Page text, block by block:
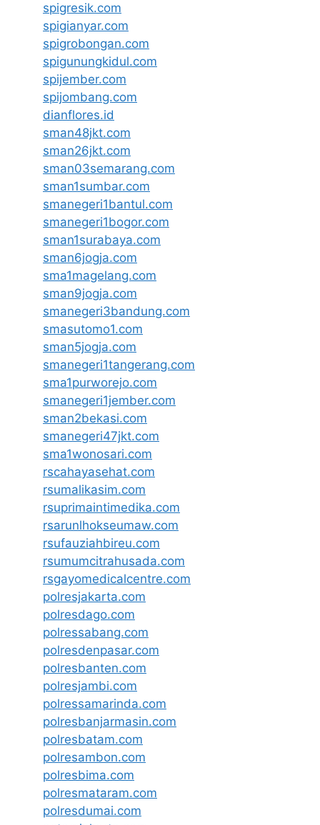
spigresik.com
spigianyar.com
spigrobongan.com
spigunungkidul.com
spijember.com
spijombang.com
dianflores.id
sman48jkt.com
sman26jkt.com
sman03semarang.com
sman1sumbar.com
smanegeri1bantul.com
smanegeri1bogor.com
sman1surabaya.com
sman6jogja.com
sma1magelang.com
sman9jogja.com
smanegeri3bandung.com
smasutomo1.com
sman5jogja.com
smanegeri1tangerang.com
sma1purworejo.com
smanegeri1jember.com
sman2bekasi.com
smanegeri47jkt.com
sma1wonosari.com
rscahayasehat.com
rsumalikasim.com
rsuprimaintimedika.com
rsarunlhokseumaw.com
rsufauziahbireu.com
rsumumcitrahusada.com
rsgayomedicalcentre.com
polresjakarta.com
polresdago.com
polressabang.com
polresdenpasar.com
polresbanten.com
polresjambi.com
polressamarinda.com
polresbanjarmasin.com
polresbatam.com
polresambon.com
polresbima.com
polresmataram.com
polresdumai.com